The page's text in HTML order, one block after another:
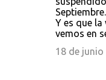
Septiembre.
Y es que
vemos en
18 de junio